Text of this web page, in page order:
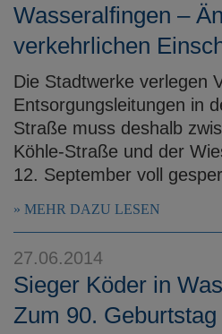
Wasseralfingen –
verkehrlichen
Die Stadtwerke verlegen
Entsorgungsleitungen in
Straße muss deshalb
Köhle-Straße und der
12. September voll
MEHR DAZU LESEN
27.06.2014
Sieger Köder in
Zum 90. Geburtstag